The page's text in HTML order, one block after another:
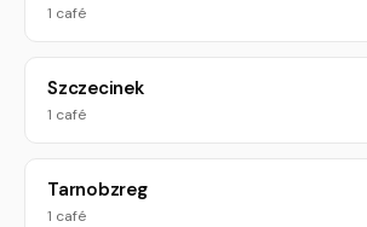
1 café
Szczecinek
1 café
Tarnobzreg
1 café